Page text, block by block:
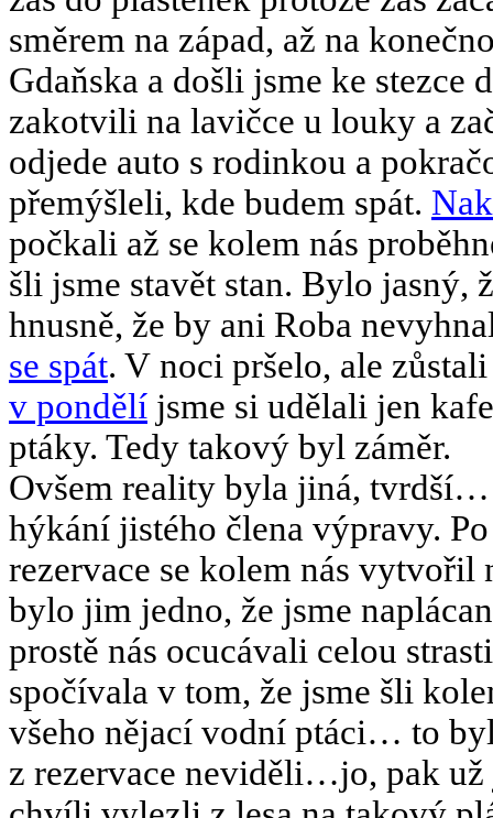
směrem na západ, až na
Gdaňska a došli jsme ke stezce
zakotvili na lavičce u louky a
odjede auto s rodinkou a
přemýšleli, kde budem spát.
počkali až se kolem nás
šli jsme stavět stan. Bylo jasný,
hnusně, že by ani Roba
se spát. V noci pršelo, ale
v pondělí jsme si udělali jen
ptáky. Tedy takový byl záměr.
Ovšem reality byla jiná,
hýkání jistého člena výpravy.
rezervace se kolem nás
bylo jim jedno, že jsme
prostě nás ocucávali celou
spočívala v tom, že jsme šli
všeho nějací vodní ptáci… to
z rezervace neviděli…jo, pak už